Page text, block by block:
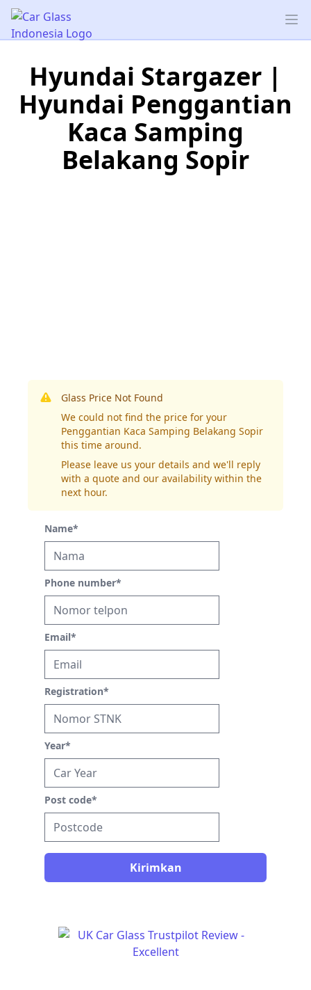
Car Glass Indonesia
Hyundai Stargazer |
Hyundai Penggantian
Kaca Samping
Belakang Sopir
Glass Price Not Found
We could not find the price for your
Penggantian Kaca Samping Belakang Sopir
this time around.
Please leave us your details and we'll reply
with a quote and our availability within the
next hour.
Name*
Phone number*
Email*
Registration*
Year*
Post code*
Kirimkan